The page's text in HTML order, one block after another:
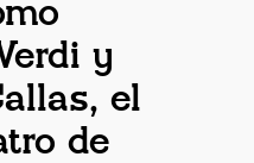
y
el
de